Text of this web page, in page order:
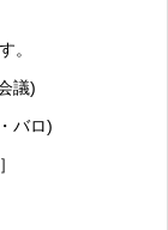
。
議)
バロ)